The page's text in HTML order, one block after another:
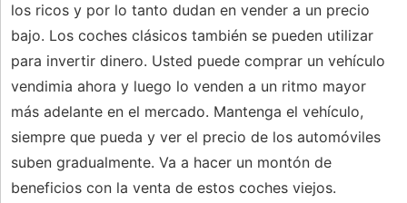
los ricos y por lo tanto dudan en vender a un precio
bajo. Los coches clásicos también se pueden utilizar
para invertir dinero. Usted puede comprar un vehículo
vendimia ahora y luego lo venden a un ritmo mayor
más adelante en el mercado. Mantenga el vehículo,
siempre que pueda y ver el precio de los automóviles
suben gradualmente. Va a hacer un montón de
beneficios con la venta de estos coches viejos.